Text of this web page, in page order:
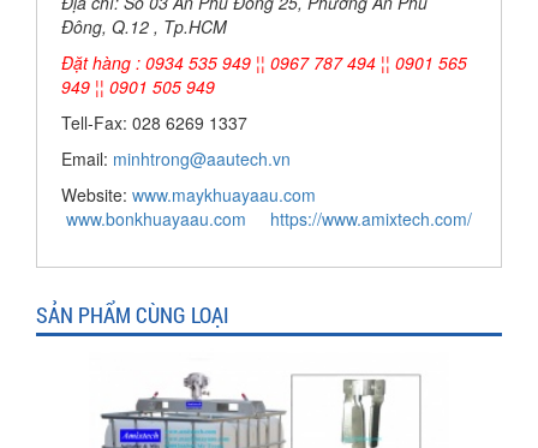
Đông, Q.12 , Tp.HCM
Đặt hàng : 0934 535 949 ¦¦ 0967 787 494 ¦¦ 0901 565
949 ¦¦ 0901 505 949
Tell-Fax: 028 6269 1337
Email: minhtrong@aautech.vn
Website: www.maykhuayaau.com
www.bonkhuayaau.com
https://www.amixtech.com/
SẢN PHẨM CÙNG LOẠI